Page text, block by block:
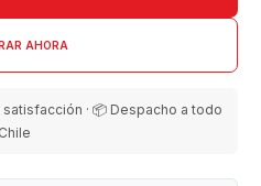
AHORA
satisfacción · 📦 Despacho a todo
Chile